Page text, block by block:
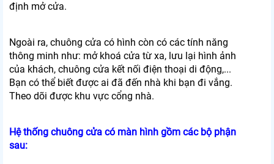
định mở cửa.
Ngoài ra, chuông cửa có hình còn có các tính năng
thông minh như: mở khoá cửa từ xa, lưu lại hình ảnh
của khách, chuông cửa kết nối điện thoại di động,...
Bạn có thể biết được ai đã đến nhà khi bạn đi vắng.
Theo dõi được khu vực cổng nhà.
Hệ thống chuông cửa có màn hình gồm các bộ phận
sau: